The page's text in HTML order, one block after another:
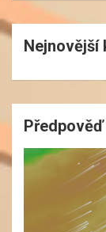
Nejnovější